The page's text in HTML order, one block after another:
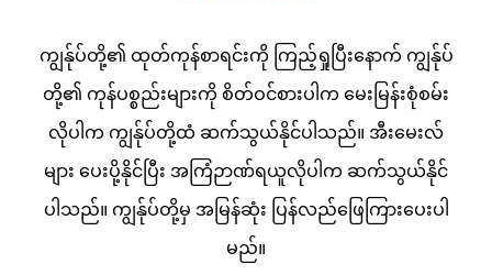
ကျွန်ုပ်တို့၏ ထုတ်ကုန်စာရင်းကို ကြည့်ရှုပြီးနောက် ကျွန်ုပ်
တို့၏ ကုန်ပစ္စည်းများကို စိတ်ဝင်စားပါက မေးမြန်းစုံစမ်း
လိုပါက ကျွန်ုပ်တို့ထံ ဆက်သွယ်နိုင်ပါသည်။ အီးမေးလ်
များ ပေးပို့နိုင်ပြီး အကြံဉာဏ်ရယူလိုပါက ဆက်သွယ်နိုင်
ပါသည်။ ကျွန်ုပ်တို့မှ အမြန်ဆုံး ပြန်လည်ဖြေကြားပေးပါ
မည်။